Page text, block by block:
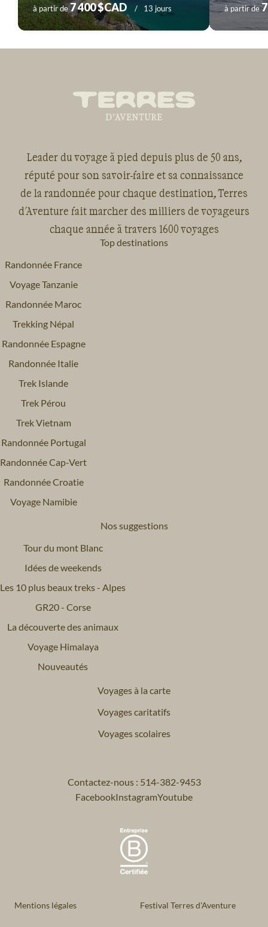
à partir de7 400 $CAD 13 jours à partir de
Leader du voyage à pied depuis plus de 50 ans,
réputé pour son savoir-faire et sa connaissance
de la randonnée pour chaque destination, Terres
d'Aventure fait marcher des milliers de voyageurs
chaque année à travers 1600 voyages
Top destinations
Randonnée France
Voyage Tanzanie
Randonnée Maroc
Trekking Népal
Randonnée Espagne
Randonnée Italie
Trek Islande
Trek Pérou
Trek Vietnam
Randonnée Portugal
Randonnée Cap-Vert
Randonnée Croatie
Voyage Namibie
Nos suggestions
Tour du mont Blanc
Idées de weekends
Les 10 plus beaux treks - Alpes
GR20 - Corse
La découverte des animaux
Voyage Himalaya
Nouveautés
Voyages à la carte
Voyages caritatifs
Voyages scolaires
Contactez-nous : 514-382-9453
FacebookInstagramYoutube
Mentions légales Festival Terres d'Aventure